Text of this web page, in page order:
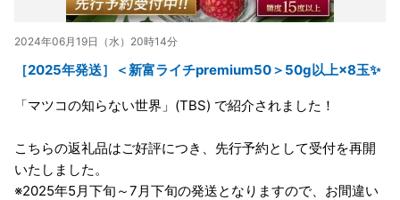
2024年06月19日（水）20時14分
［2025年発送］＜新富ライチpremium50＞50g以上×8玉✨
「マツコの知らない世界」(TBS) で紹介されました！
こちらの返礼品はご好評につき、先行予約として受付を再開
いたしました。
※2025年5月下旬～7月下旬の発送となりますので、お間違い